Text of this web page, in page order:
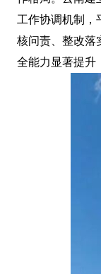
工作协调机制，
核问责、整改落
全能力显著提升